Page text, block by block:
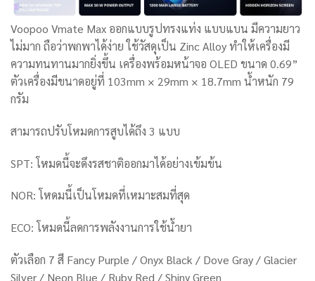
Voopoo Vmate Max ออกแบบรูปทรงแท่ง แบบแบน มีความยาว
ไม่มาก ถือว่าพกพาได้ง่าย ใช้วัสดุเป็น Zinc Alloy ทำให้เครื่องมี
ความทนทานมากยิ่งขึ้น เครื่องพร้อมหน้าจอ OLED ขนาด 0.69”
ตัวเครื่องมีขนาดอยู่ที่ 103mm × 29mm × 18.7mm น้ำหนัก 79
กรัม
สามารถปรับโหมดการสูบได้ถึง 3 แบบ
SPT: โหมดนี้จะดึงรสชาติออกมาได้อย่างเข้มข้น
NOR: โหดมนี้เป็นโหมดที่เหมาะสมที่สุด
ECO: โหมดนี้ลดการพลังงานการใช้น้ำยา
ตัวเลือก 7 สี Fancy Purple / Onyx Black / Dove Gray / Glacier
Silver / Neon Blue / Ruby Red / Shiny Green